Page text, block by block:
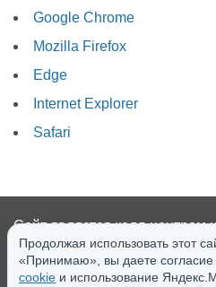
Google Chrome
Mozilla Firefox
Edge
Internet Explorer
Safari
Сайт является колл-центром
консультационные услуги.
ведется через местные
Продолжая использовать этот
«Принимаю», вы даете согласие
cookie и использование